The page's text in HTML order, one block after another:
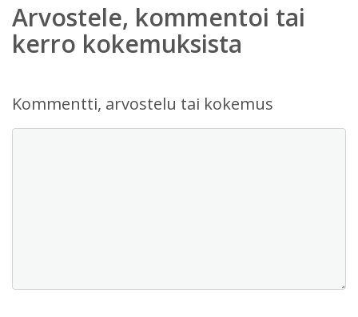
Arvostele, kommentoi tai
kerro kokemuksista
Kommentti, arvostelu tai kokemus